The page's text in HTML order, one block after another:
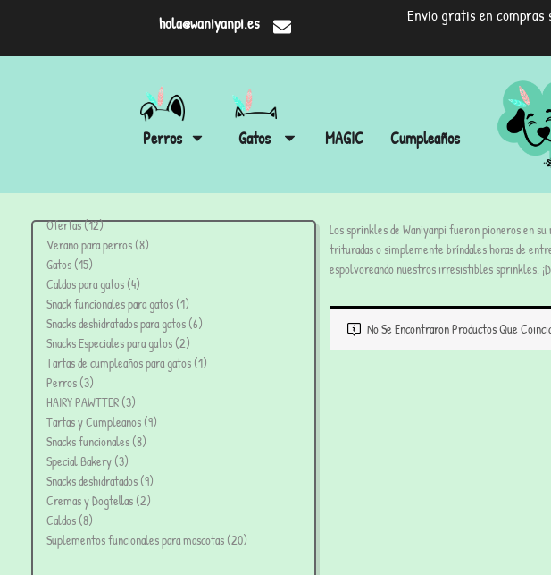
hola@waniyanpi.es Envío gratis en compras
Perros Gatos MAGIC Cumpleaños
Ofertas 12
Verano para perros 8
Gatos 15
Caldos para gatos 4
Snack funcionales para gatos 1
Snacks deshidratados para gatos 6
Snacks Especiales para gatos 2
Tartas de cumpleaños para gatos 1
Perros 3
HAIRY PAWTTER 3
Tartas y Cumpleaños 9
Snacks funcionales 8
Special Bakery 3
Snacks deshidratados 9
Cremas y Dogtellas 2
Caldos 8
Suplementos funcionales para mascotas 20
Los sprinkles de Waniyanpi fueron pioneros en
trituradas o simplemente bríndales horas de
espolvoreando nuestros irresistibles sprinkles.
No Se Encontraron Productos Que